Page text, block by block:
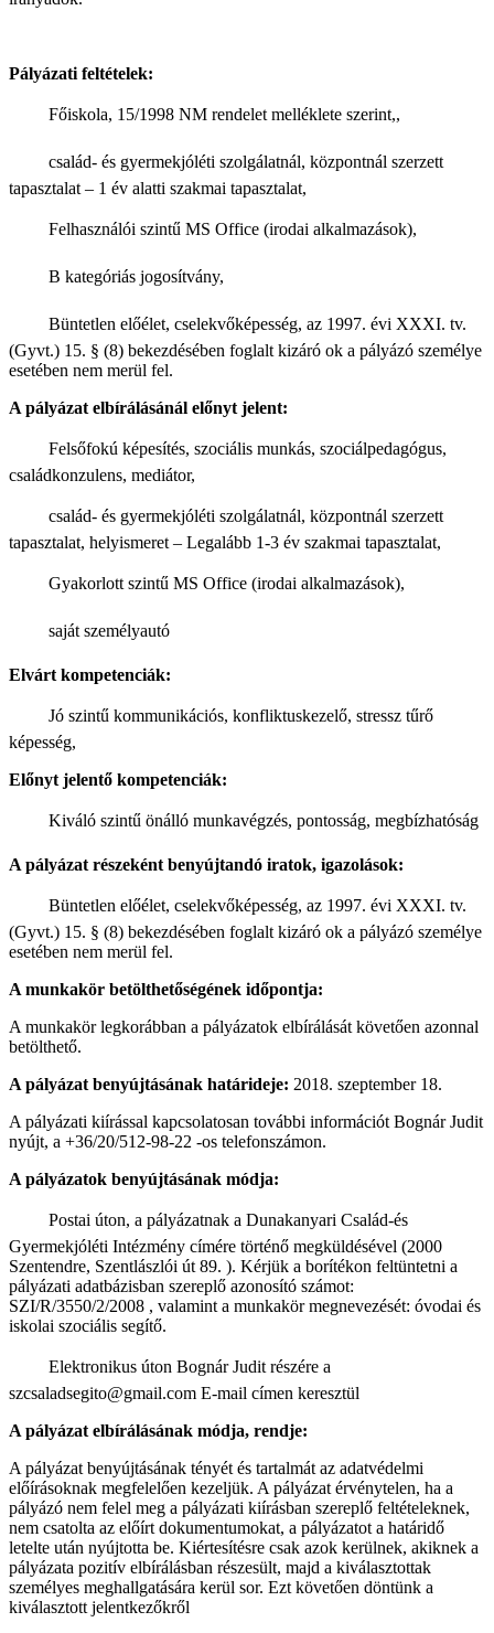
Pályázati feltételek:
 Főiskola, 15/1998 NM rendelet melléklete szerint,,
 család- és gyermekjóléti szolgálatnál, központnál szerzett
tapasztalat – 1 év alatti szakmai tapasztalat,
 Felhasználói szintű MS Office (irodai alkalmazások),
 B kategóriás jogosítvány,
 Büntetlen előélet, cselekvőképesség, az 1997. évi XXXI. tv.
(Gyvt.) 15. § (8) bekezdésében foglalt kizáró ok a pályázó személye
esetében nem merül fel.
A pályázat elbírálásánál előnyt jelent:
 Felsőfokú képesítés, szociális munkás, szociálpedagógus,
családkonzulens, mediátor,
 család- és gyermekjóléti szolgálatnál, központnál szerzett
tapasztalat, helyismeret – Legalább 1-3 év szakmai tapasztalat,
 Gyakorlott szintű MS Office (irodai alkalmazások),
 saját személyautó
Elvárt kompetenciák:
 Jó szintű kommunikációs, konfliktuskezelő, stressz tűrő
képesség,
Előnyt jelentő kompetenciák:
 Kiváló szintű önálló munkavégzés, pontosság, megbízhatóság
A pályázat részeként benyújtandó iratok, igazolások:
 Büntetlen előélet, cselekvőképesség, az 1997. évi XXXI. tv.
(Gyvt.) 15. § (8) bekezdésében foglalt kizáró ok a pályázó személye
esetében nem merül fel.
A munkakör betölthetőségének időpontja:
A munkakör legkorábban a pályázatok elbírálását követően azonnal
betölthető.
A pályázat benyújtásának határideje: 2018. szeptember 18.
A pályázati kiírással kapcsolatosan további információt Bognár Judit
nyújt, a +36/20/512-98-22 -os telefonszámon.
A pályázatok benyújtásának módja:
 Postai úton, a pályázatnak a Dunakanyari Család-és
Gyermekjóléti Intézmény címére történő megküldésével (2000
Szentendre, Szentlászlói út 89. ). Kérjük a borítékon feltüntetni a
pályázati adatbázisban szereplő azonosító számot:
SZI/R/3550/2/2008 , valamint a munkakör megnevezését: óvodai és
iskolai szociális segítő.
 Elektronikus úton Bognár Judit részére a
szcsaladsegito@gmail.com E-mail címen keresztül
A pályázat elbírálásának módja, rendje:
A pályázat benyújtásának tényét és tartalmát az adatvédelmi
előírásoknak megfelelően kezeljük. A pályázat érvénytelen, ha a
pályázó nem felel meg a pályázati kiírásban szereplő feltételeknek,
nem csatolta az előírt dokumentumokat, a pályázatot a határidő
letelte után nyújtotta be. Kiértesítésre csak azok kerülnek, akiknek a
pályázata pozitív elbírálásban részesült, majd a kiválasztottak
személyes meghallgatására kerül sor. Ezt követően döntünk a
kiválasztott jelentkezőkről